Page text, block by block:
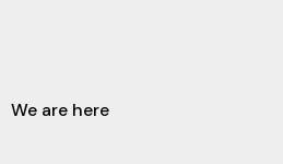
We are here